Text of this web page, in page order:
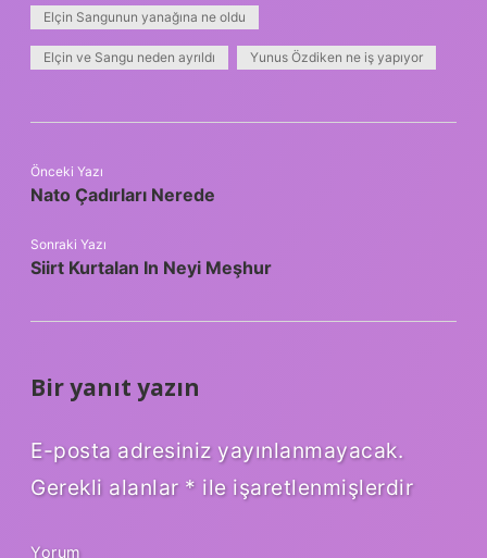
Elçin Sangunun yanağına ne oldu
Elçin ve Sangu neden ayrıldı Yunus Özdiken ne iş yapıyor
Önceki Yazı
Nato Çadırları Nerede
Sonraki Yazı
Siirt Kurtalan In Neyi Meşhur
Bir yanıt yazın
E-posta adresiniz yayınlanmayacak.
Gerekli alanlar * ile işaretlenmişlerdir
Yorum